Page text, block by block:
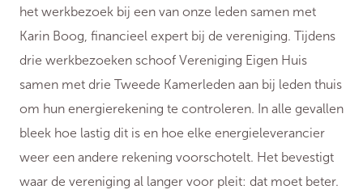
het werkbezoek bij een van onze leden samen met
Karin Boog, financieel expert bij de vereniging. Tijdens
drie werkbezoeken schoof Vereniging Eigen Huis
samen met drie Tweede Kamerleden aan bij leden thuis
om hun energierekening te controleren. In alle gevallen
bleek hoe lastig dit is en hoe elke energieleverancier
weer een andere rekening voorschotelt. Het bevestigt
waar de vereniging al langer voor pleit: dat moet beter.